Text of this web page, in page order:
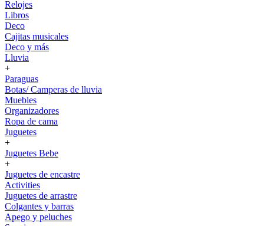
Relojes
Libros
Deco
Cajitas musicales
Deco y más
Lluvia
+
Paraguas
Botas/ Camperas de lluvia
Muebles
Organizadores
Ropa de cama
Juguetes
+
Juguetes Bebe
+
Juguetes de encastre
Activities
Juguetes de arrastre
Colgantes y barras
Apego y peluches